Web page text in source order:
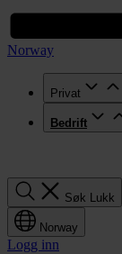
Norway
Privat
Bedrift
Søk Lukk
Norway
Logg inn